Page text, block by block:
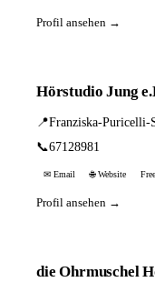
Profil ansehen →
Hörstudio Jung
📍Franziska-Puricelli-
📞67128981
✉ Email 🌐 Website Free
Profil ansehen →
die Ohrmuschel